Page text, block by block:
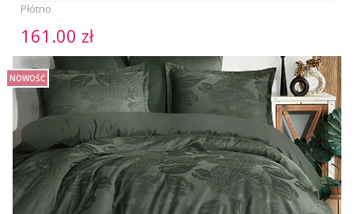
Płótno
161.00 zł
NOWOŚĆ